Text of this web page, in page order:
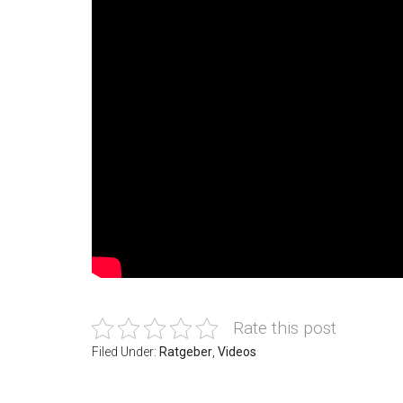
Rate this post
Filed Under: Ratgeber Videos